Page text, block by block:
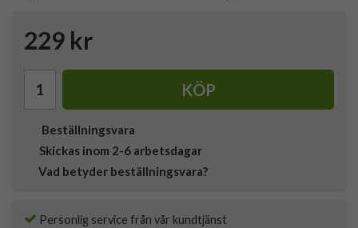
229 kr
KÖP
Beställningsvara
Skickas inom 2-6 arbetsdagar
Vad betyder beställningsvara?
Personlig service från vår kundtjänst